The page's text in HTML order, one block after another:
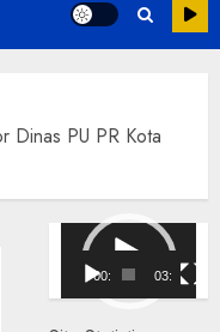
Dinas PU PR Kota
Pemutar
Video
00:00 03:08